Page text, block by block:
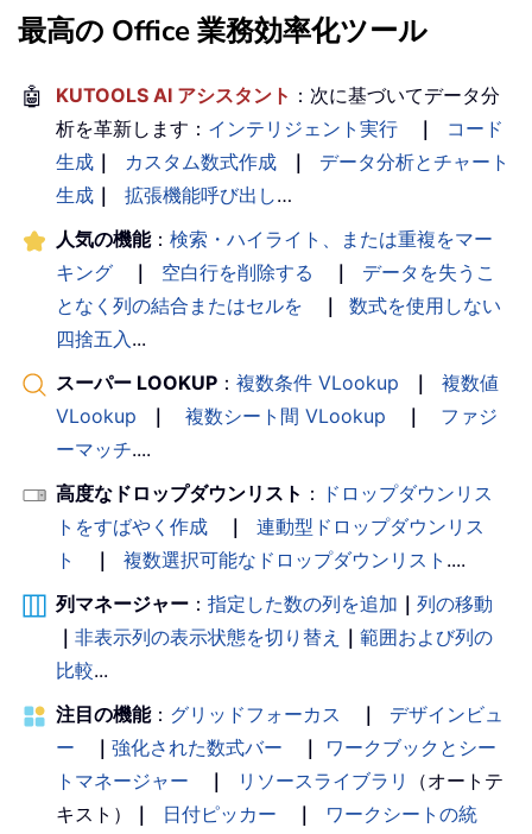
最高の Office 業務効率化ツール
🤖 KUTOOLS AI アシスタント ：次に基づいてデータ分
析を革新します： インテリジェント実行 ｜
コード
生成 ｜ カスタム数式作成 ｜
データ分析とチャート
生成 ｜ 拡張機能呼び出し…
人気の機能： 検索・ハイライト、または重複をマー
キング
｜ 空白行を削除する ｜
データを失うこ
となく列の結合またはセルを
｜
数式を使用しない
四捨五入...
スーパー LOOKUP ： 複数条件 VLookup ｜
複数値
VLookup
｜ 複数シート間 VLookup ｜
ファジ
ーマッチ....
高度なドロップダウンリスト ： ドロップダウンリス
トをすばやく作成
｜
連動型ドロップダウンリス
ト
｜ 複数選択可能なドロップダウンリスト ....
列マネージャー ： 指定した数の列を追加 ｜ 列の移動
｜ 非表示列の表示状態を切り替え ｜ 範囲および列の
比較...
注目の機能： グリッドフォーカス ｜
デザインビュ
ー
｜ 強化された数式バー ｜
ワークブックとシー
トマネージャー
｜ リソースライブラリ
（オートテ
キスト）
｜ 日付ピッカー ｜
ワークシートの統